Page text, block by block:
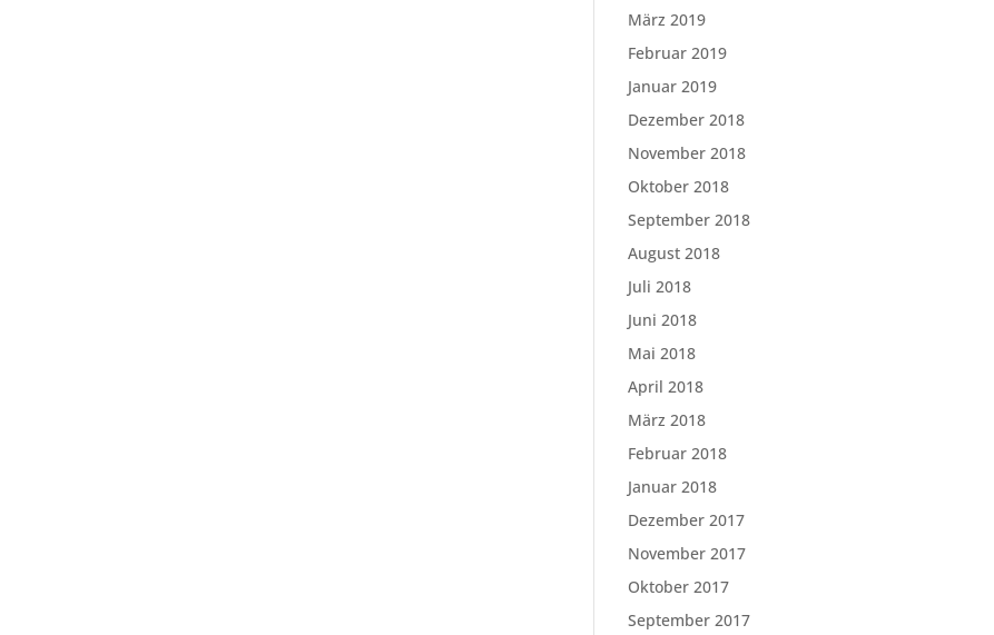
März 2019
Februar 2019
Januar 2019
Dezember 2018
November 2018
Oktober 2018
September 2018
August 2018
Juli 2018
Juni 2018
Mai 2018
April 2018
März 2018
Februar 2018
Januar 2018
Dezember 2017
November 2017
Oktober 2017
September 2017